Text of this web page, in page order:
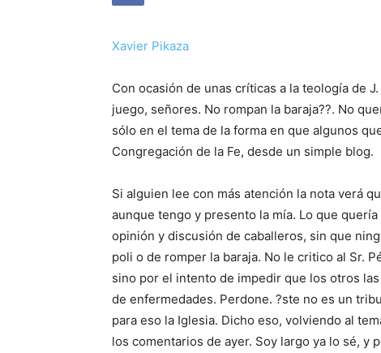
Xavier Pikaza
Con ocasión de unas críticas a la teología de
juego, señores. No rompan la baraja??. No
sólo en el tema de la forma en que algunos
Congregación de la Fe, desde un simple blog.
Si alguien lee con más atención la nota verá
aunque tengo y presento la mía. Lo que
opinión y discusión de caballeros, sin que
poli o de romper la baraja. No le critico al Sr.
sino por el intento de impedir que los otros
de enfermedades. Perdone. ?ste no es un
para eso la Iglesia. Dicho eso, volviendo al
los comentarios de ayer. Soy largo ya lo sé, y